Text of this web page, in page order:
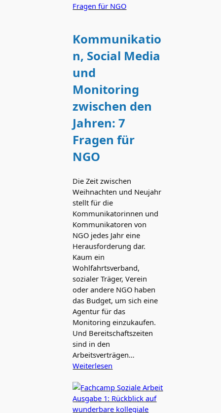
Kommunikatio
n, Social Media
und
Monitoring
zwischen den
Jahren: 7
Fragen für
NGO
Die Zeit zwischen
Weihnachten und Neujahr
stellt für die
Kommunikatorinnen und
Kommunikatoren von
NGO jedes Jahr eine
Herausforderung dar.
Kaum ein
Wohlfahrtsverband,
sozialer Träger, Verein
oder andere NGO haben
das Budget, um sich eine
Agentur für das
Monitoring einzukaufen.
Und Bereitschaftszeiten
sind in den
Arbeitsverträgen…
Weiterlesen